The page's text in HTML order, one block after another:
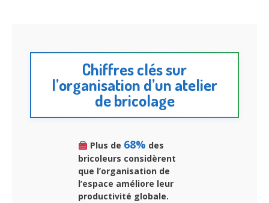
Chiffres clés sur
l’organisation d’un atelier
de bricolage
Plus de 68% des
bricoleurs considèrent
que l’organisation de
l’espace améliore leur
productivité globale.